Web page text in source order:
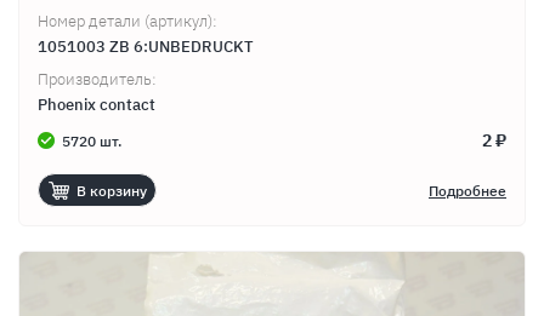
Номер детали (артикул):
1051003 ZB 6:UNBEDRUCKT
Производитель:
Phoenix contact
5720 шт. 2 ₽
В корзину Подробнее